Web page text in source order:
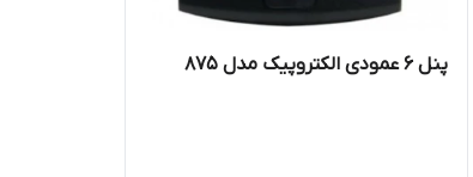
پنل ۶ عمودی الکتروپیک مدل ۸۷۵